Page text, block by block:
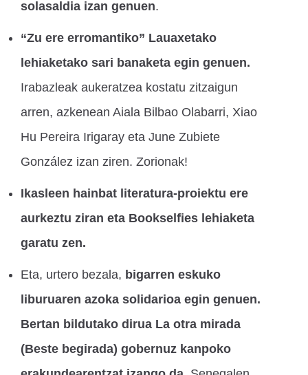
solasaldia izan genuen.
“Zu ere erromantiko” Lauaxetako
lehiaketako sari banaketa egin genuen.
Irabazleak aukeratzea kostatu zitzaigun
arren, azkenean Aiala Bilbao Olabarri, Xiao
Hu Pereira Irigaray eta June Zubiete
González izan ziren. Zorionak!
Ikasleen hainbat literatura-proiektu ere
aurkeztu ziran eta Bookselfies lehiaketa
garatu zen.
Eta, urtero bezala, bigarren eskuko
liburuaren azoka solidarioa egin genuen.
Bertan bildutako dirua La otra mirada
(Beste begirada) gobernuz kanpoko